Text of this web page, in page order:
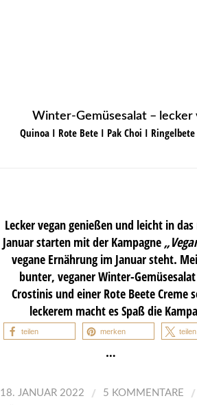
Winter-Gemüsesalat – lecker
Quinoa I Rote Bete I Pak Choi I
Lecker vegan genießen und leicht in
Januar starten mit der Kampagne
vegane Ernährung im Januar steht.
bunter, veganer Winter-
Crostinis und einer Rote Beete Creme
leckerem macht es Spaß die
teilen merken teilen
…
18. JANUAR 2022 / 5 KOMMENTARE /